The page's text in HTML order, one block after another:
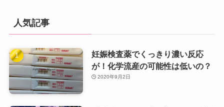
人気記事
妊娠検査薬でくっきり濃い反応
が！化学流産の可能性は低いの？
2020年9月2日